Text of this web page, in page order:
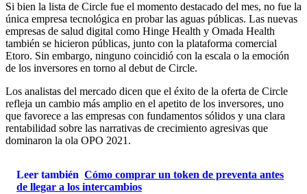
Si bien la lista de Circle fue el momento destacado del mes, no fue la
única empresa tecnológica en probar las aguas públicas. Las nuevas
empresas de salud digital como Hinge Health y Omada Health
también se hicieron públicas, junto con la plataforma comercial
Etoro. Sin embargo, ninguno coincidió con la escala o la emoción
de los inversores en torno al debut de Circle.
Los analistas del mercado dicen que el éxito de la oferta de Circle
refleja un cambio más amplio en el apetito de los inversores, uno
que favorece a las empresas con fundamentos sólidos y una clara
rentabilidad sobre las narrativas de crecimiento agresivas que
dominaron la ola OPO 2021.
Leer también Cómo comprar un token de preventa antes
de llegar a los intercambios